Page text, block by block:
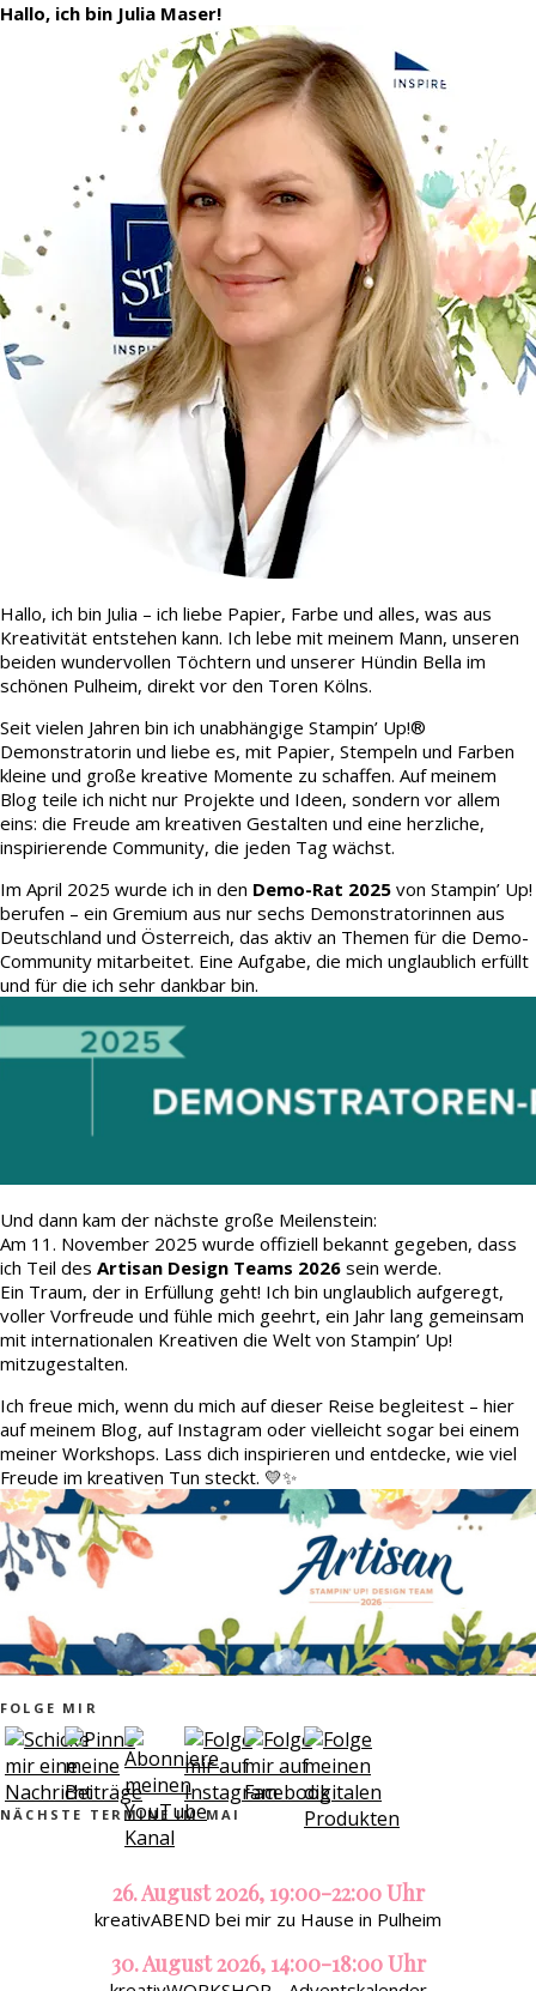
Hallo, ich bin Julia Maser!
Hallo, ich bin Julia – ich liebe Papier, Farbe und alles, was aus
Kreativität entstehen kann. Ich lebe mit meinem Mann, unseren
beiden wundervollen Töchtern und unserer Hündin Bella im
schönen Pulheim, direkt vor den Toren Kölns.
Seit vielen Jahren bin ich unabhängige Stampin’ Up!®
Demonstratorin und liebe es, mit Papier, Stempeln und Farben
kleine und große kreative Momente zu schaffen. Auf meinem
Blog teile ich nicht nur Projekte und Ideen, sondern vor allem
eins: die Freude am kreativen Gestalten und eine herzliche,
inspirierende Community, die jeden Tag wächst.
Im April 2025 wurde ich in den Demo-Rat 2025 von Stampin’ Up!
berufen – ein Gremium aus nur sechs Demonstratorinnen aus
Deutschland und Österreich, das aktiv an Themen für die Demo-
Community mitarbeitet. Eine Aufgabe, die mich unglaublich erfüllt
und für die ich sehr dankbar bin.
Und dann kam der nächste große Meilenstein:
Am 11. November 2025 wurde offiziell bekannt gegeben, dass
ich Teil des Artisan Design Teams 2026 sein werde.
Ein Traum, der in Erfüllung geht! Ich bin unglaublich aufgeregt,
voller Vorfreude und fühle mich geehrt, ein Jahr lang gemeinsam
mit internationalen Kreativen die Welt von Stampin’ Up!
mitzugestalten.
Ich freue mich, wenn du mich auf dieser Reise begleitest – hier
auf meinem Blog, auf Instagram oder vielleicht sogar bei einem
meiner Workshops. Lass dich inspirieren und entdecke, wie viel
Freude im kreativen Tun steckt. 💛✨
FOLGE MIR
NÄCHSTE TERMINE IM MAI
26. August 2026, 19:00-22:00 Uhr
kreativABEND bei mir zu Hause in Pulheim
30. August 2026, 14:00-18:00 Uhr